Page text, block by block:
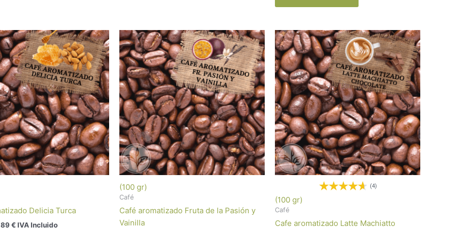
Delicia Turca
€ IVA Incluido
(100 gr)
Café
Café aromatizado Fruta de la Pasión y
Vainilla
(4)
(100 gr)
Café
Cafe aromatizado Latte Machiatto